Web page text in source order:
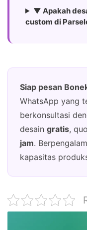
▼ Apakah
custom di
Siap pesan
WhatsApp yang
berkonsultasi
desain gratis,
jam.
kapasitas